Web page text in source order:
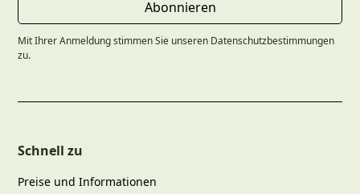
Mit Ihrer Anmeldung stimmen Sie unseren Datenschutzbestimmungen
zu.
Schnell zu
Preise und Informationen